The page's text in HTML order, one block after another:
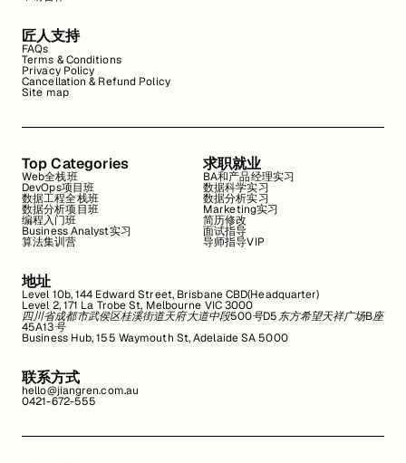
匠人支持
FAQs
Terms & Conditions
Privacy Policy
Cancellation & Refund Policy
Site map
Top Categories
Web全栈班
DevOps项目班
数据工程全栈班
数据分析项目班
编程入门班
Business Analyst实习
算法集训营
求职就业
BA和产品经理实习
数据科学实习
数据分析实习
Marketing实习
简历修改
面试指导
导师指导VIP
地址
Level 10b, 144 Edward Street, Brisbane CBD(Headquarter)
Level 2, 171 La Trobe St, Melbourne VIC 3000
四川省成都市武侯区桂溪街道天府大道中段500号D5东方希望天祥广场B座
45A13号
Business Hub, 155 Waymouth St, Adelaide SA 5000
联系方式
hello@jiangren.com.au
0421-672-555